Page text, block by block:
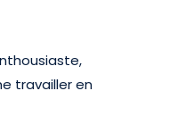
travailler en